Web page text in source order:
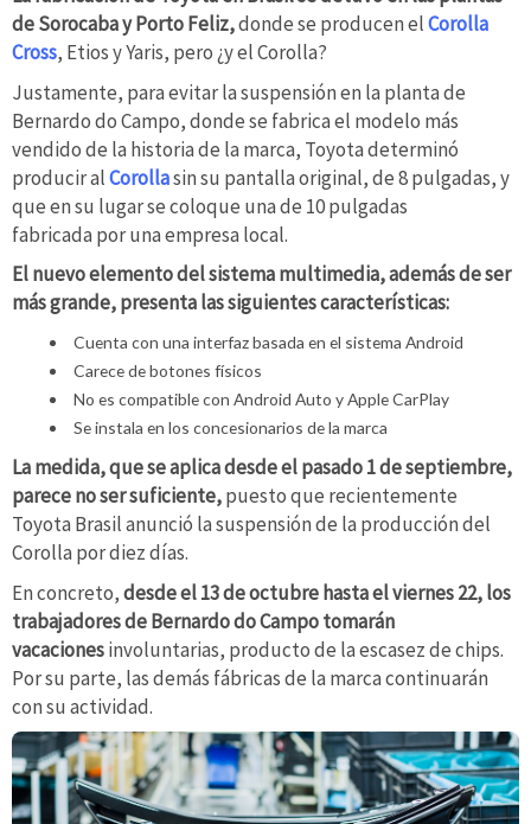
de Sorocaba y Porto Feliz,donde se producen elCorolla
Cross, Etios y Yaris, pero ¿y el Corolla?
Justamente, para evitar la suspensión en la planta de
Bernardo do Campo, donde se fabrica el modelo más
vendido de la historia de la marca, Toyota determinó
producir alCorollasin su pantalla original, de 8 pulgadas, y
que en su lugar se coloque una de 10 pulgadas
fabricada por una empresa local.
El nuevo elemento del sistema multimedia, además de ser
más grande, presenta las siguientes características:
Cuenta con una interfaz basada en el sistema Android
Carece de botones físicos
No es compatible con Android Auto y Apple CarPlay
Se instala en los concesionarios de la marca
La medida, que se aplica desde el pasado 1 de septiembre,
parece no ser suficiente,puesto que recientemente
Toyota Brasil anunció la suspensión de la producción del
Corolla por diez días.
En concreto,desde el 13 de octubre hasta el viernes 22, los
trabajadores de Bernardo do Campo tomarán
vacacionesinvoluntarias, producto de la escasez de chips.
Por su parte, las demás fábricas de la marca continuarán
con su actividad.